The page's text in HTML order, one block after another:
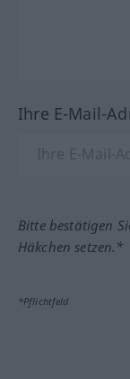
Ihre E-Mail-
Bitte bestätigen
Häkchen setzen.*
*Pflichtfeld